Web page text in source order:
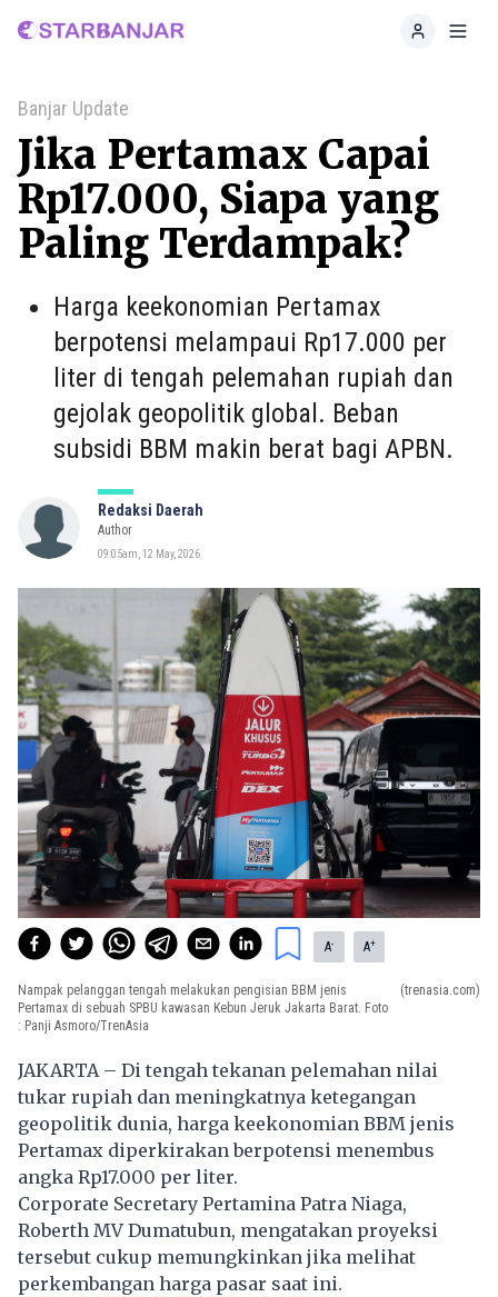
Home
Banjar Update
Jika Pertamax Capai
Rp17.000, Siapa yang
Paling Terdampak?
Harga keekonomian Pertamax
berpotensi melampaui Rp17.000 per
liter di tengah pelemahan rupiah dan
gejolak geopolitik global. Beban
subsidi BBM makin berat bagi APBN.
Redaksi Daerah
Author
09:05am, 12 May, 2026
A- A+
Nampak pelanggan tengah melakukan pengisian BBM jenis
Pertamax di sebuah SPBU kawasan Kebun Jeruk Jakarta Barat. Foto
: Panji Asmoro/TrenAsia
(trenasia.com)
JAKARTA – Di tengah tekanan pelemahan nilai
tukar rupiah dan meningkatnya ketegangan
geopolitik dunia, harga keekonomian BBM jenis
Pertamax diperkirakan berpotensi menembus
angka Rp17.000 per liter.
Corporate Secretary Pertamina Patra Niaga,
Roberth MV Dumatubun, mengatakan proyeksi
tersebut cukup memungkinkan jika melihat
perkembangan harga pasar saat ini.